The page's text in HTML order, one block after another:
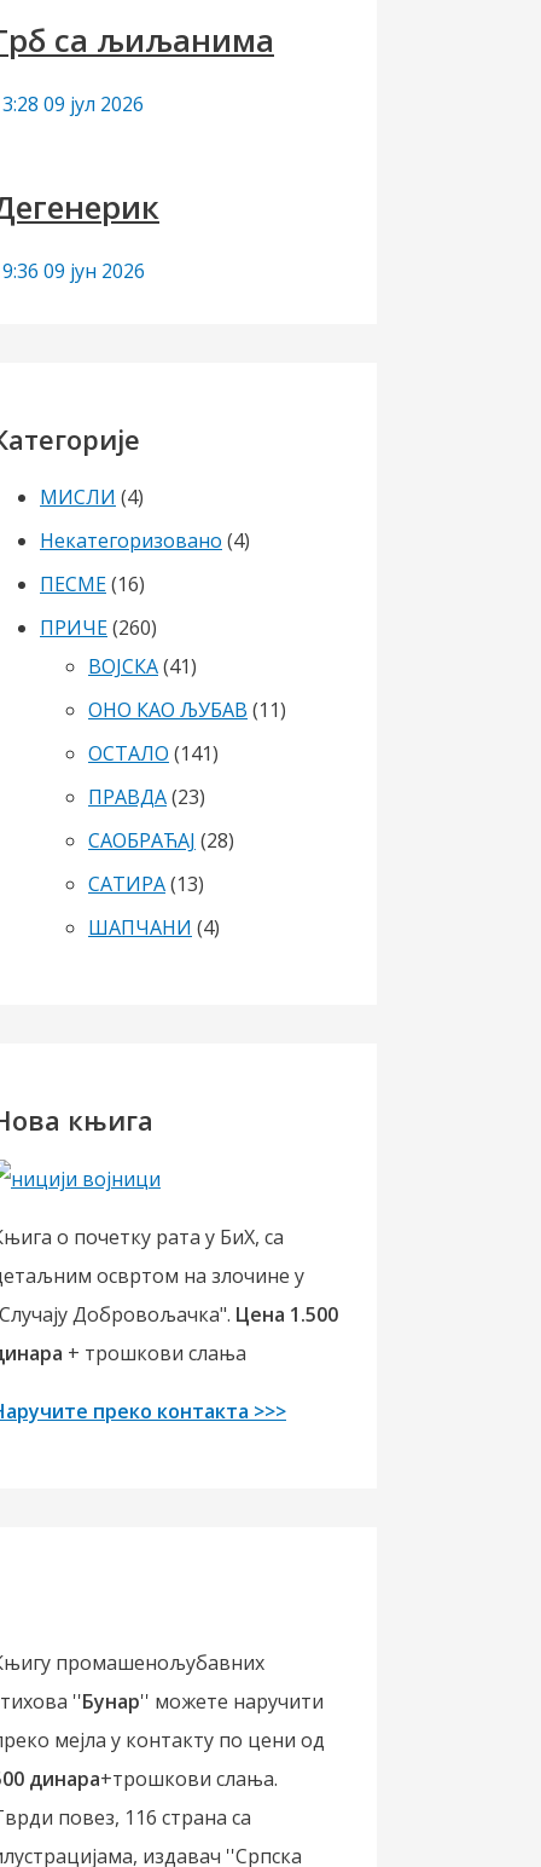
са љиљанима
09 јул 2026
09 јун 2026
МИСЛИ (4)
Некатегоризовано (4)
ПЕСМЕ(16)
ПРИЧЕ(260)
ВОЈСКА(41)
ОНО КАО ЉУБАВ (11)
ОСТАЛО (141)
ПРАВДА(23)
САОБРАЋАЈ (28)
САТИРА(13)
ШАПЧАНИ (4)
књига
о почетку рата у БиХ, са
освртом на злочине у
Добровољачка". Цена 1.500
+ трошкови слања
преко контакта >>>
промашенољубавних
''Бунар'' можете наручити
мејла у контакту по цени од
динара+трошкови слања.
повез, 116 страна са
издавач ''Српска